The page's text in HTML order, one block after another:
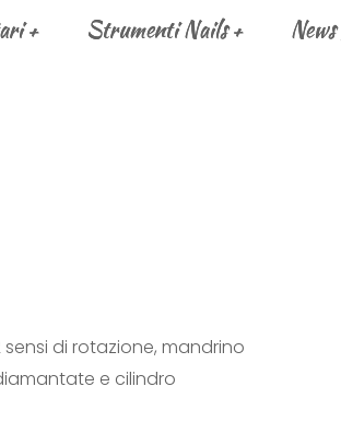
Strumenti Nails
Strumenti Nails
di rotazione, mandrino
e cilindro